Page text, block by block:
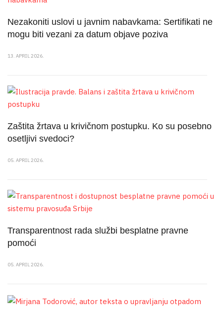
Nezakoniti uslovi u javnim nabavkama: Sertifikati ne
mogu biti vezani za datum objave poziva
13. APRIL 2026.
Zaštita žrtava u krivičnom postupku. Ko su posebno
osetljivi svedoci?
05. APRIL 2026.
Transparentnost rada službi besplatne pravne
pomoći
05. APRIL 2026.